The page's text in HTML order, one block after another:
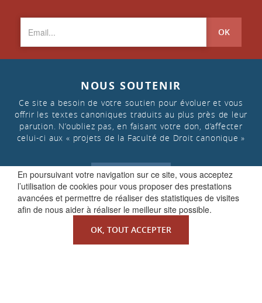
En poursuivant votre navigation sur ce site, vous acceptez
l’utilisation de cookies pour vous proposer des prestations
avancées et permettre de réaliser des statistiques de visites
afin de nous aider à réaliser le meilleur site possible.
OK, TOUT ACCEPTER
OK
NOUS SOUTENIR
Ce site a besoin de votre soutien pour évoluer et vous
offrir les textes canoniques traduits au plus près de leur
parution. N’oubliez pas, en faisant votre don, d’affecter
celui-ci aux « projets de la Faculté de Droit canonique »
FAIRE UN DON